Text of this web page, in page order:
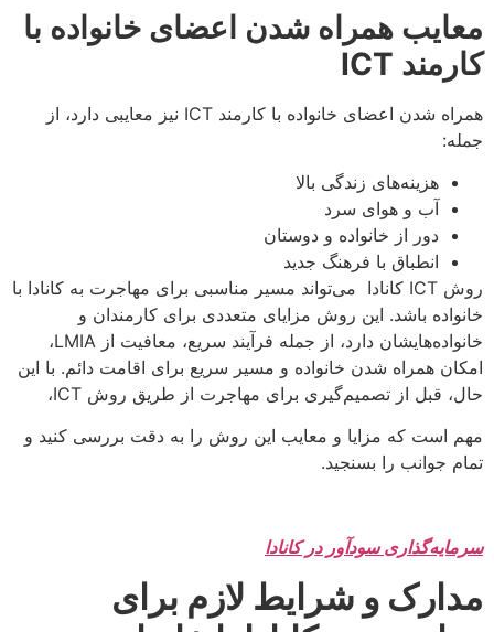
معایب همراه شدن اعضای خانواده با
کارمند ICT
همراه شدن اعضای خانواده با کارمند ICT نیز معایبی دارد، از
جمله:
هزینه‌های زندگی بالا
آب و هوای سرد
دور از خانواده و دوستان
انطباق با فرهنگ جدید
روش ICT کانادا می‌تواند مسیر مناسبی برای مهاجرت به کانادا با
خانواده باشد. این روش مزایای متعددی برای کارمندان و
خانواده‌هایشان دارد، از جمله فرآیند سریع، معافیت از LMIA،
امکان همراه شدن خانواده و مسیر سریع برای اقامت دائم. با این
حال، قبل از تصمیم‌گیری برای مهاجرت از طریق روش ICT،
مهم است که مزایا و معایب این روش را به دقت بررسی کنید و
تمام جوانب را بسنجید.
سرمایه‌گذاری سودآور در کانادا
مدارک و شرایط لازم برای